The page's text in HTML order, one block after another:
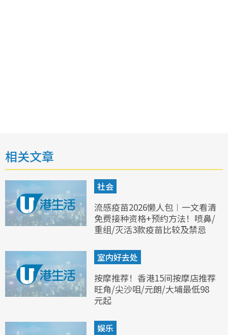
相关文章
社会
流感疫苗2026懒人包︱一文看清
免费接种资格+预约方法！喷鼻/
重组/灭活3款疫苗比较及禁忌
室内好去处
按摩推荐！香港15间按摩店推荐
旺角/尖沙咀/元朗/大埔最低98
元起
娱乐